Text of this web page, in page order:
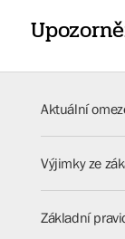
Aktuální
Výjimky ze
Základní